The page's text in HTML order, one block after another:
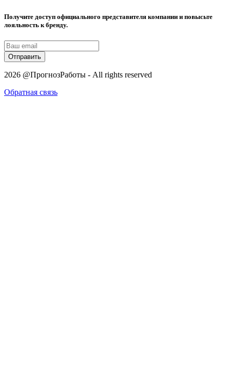
Получите доступ официального представителя компании и повысьте
лояльность к бренду.
Отправить
2026 @ПрогнозРаботы - All rights reserved
Обратная связь